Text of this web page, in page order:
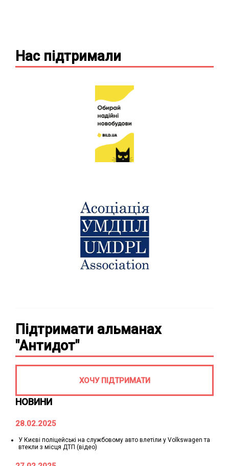
НОВИНИ
28.02.2025
У Києві поліцейські на службовому авто влетіли у Volkswagen та
втекли з місця ДТП (відео)
Нас підтримали
Підтримати альманах
"Антидот"
ХОЧУ ПІДТРИМАТИ